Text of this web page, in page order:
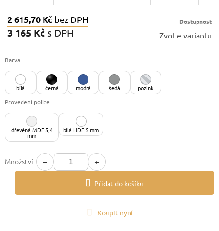
2 615,70 Kč bez DPH
3 165 Kč s DPH
Dostupnost
Zvolte variantu
Barva
bílá černá modrá šedá
pozink
Provedení police
dřevěná MDF 5,4
mm
bílá HDF 5 mm
Množství − +
Přidat do košíku
Koupit nyní